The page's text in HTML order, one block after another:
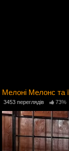
Мелоні Мелонс та
3453 переглядів 73%